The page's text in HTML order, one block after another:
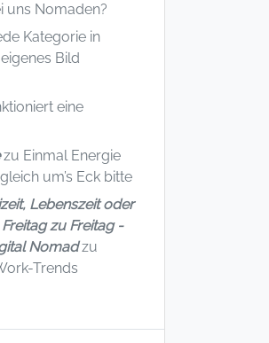
uns Nomaden?
Kategorie in
Bild
eine
zu Einmal Energie
um’s Eck bitte
Lebenszeit oder
zu Freitag -
Nomadzu
Trends